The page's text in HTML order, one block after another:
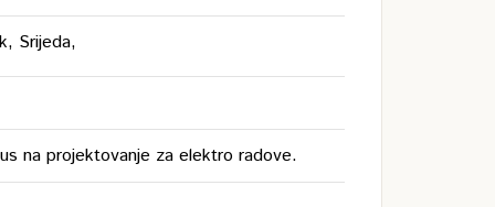
Srijeda,
na projektovanje za elektro radove.